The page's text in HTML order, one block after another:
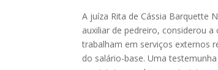
A juíza Rita de Cássia Barquette
auxiliar de pedreiro, considerou
trabalham em serviços externos
do salário-base. Uma